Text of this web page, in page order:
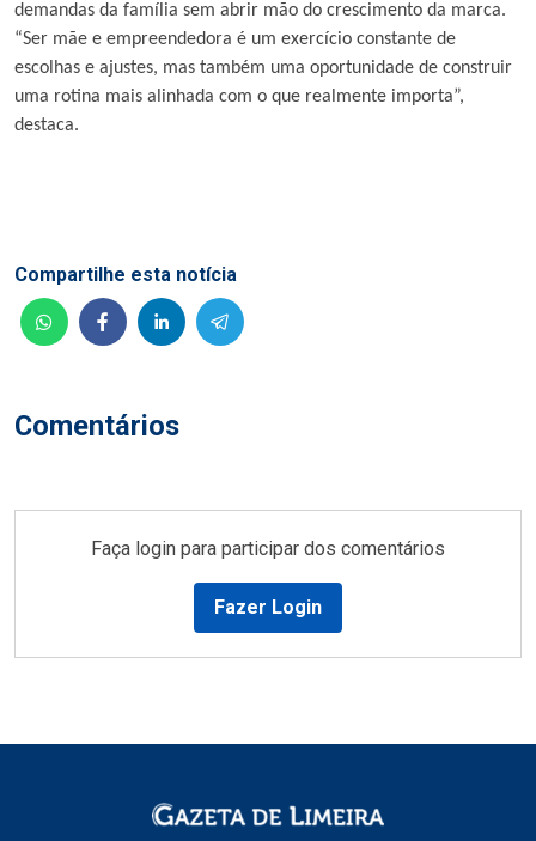
demandas da família sem abrir mão do crescimento da marca.
“Ser mãe e empreendedora é um exercício constante de
escolhas e ajustes, mas também uma oportunidade de construir
uma rotina mais alinhada com o que realmente importa”,
destaca.
Comentários
Compartilhe esta notícia
Faça login para participar dos comentários
Fazer Login